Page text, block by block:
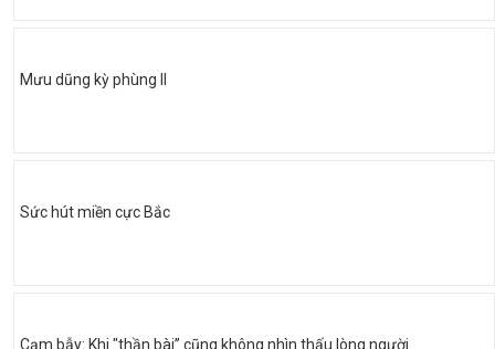
Mưu dũng kỳ phùng II
Sức hút miền cực Bắc
Cạm bẫy: Khi "thần bài” cũng không nhìn thấu lòng người